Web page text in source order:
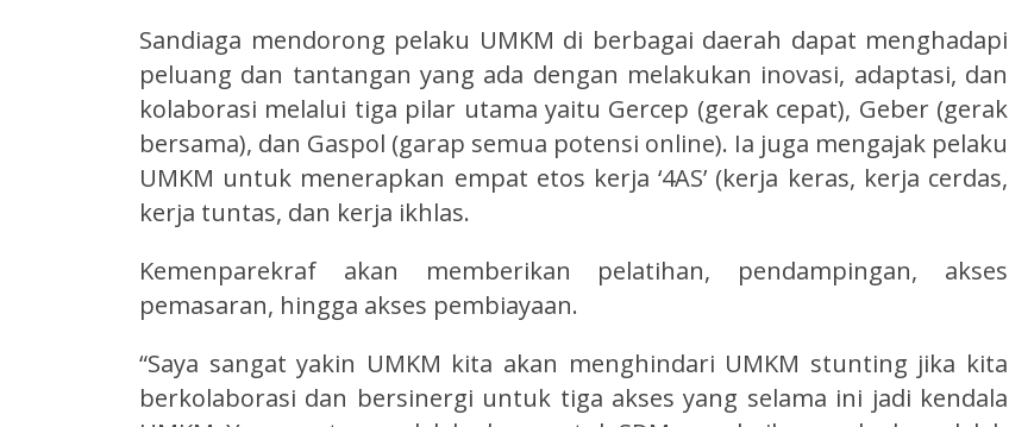
Sandiaga mendorong pelaku UMKM di berbagai daerah dapat menghadapi
peluang dan tantangan yang ada dengan melakukan inovasi, adaptasi, dan
kolaborasi melalui tiga pilar utama yaitu Gercep (gerak cepat), Geber (gerak
bersama), dan Gaspol (garap semua potensi online). Ia juga mengajak pelaku
UMKM untuk menerapkan empat etos kerja ‘4AS’ (kerja keras, kerja cerdas,
kerja tuntas, dan kerja ikhlas.
Kemenparekraf akan memberikan pelatihan, pendampingan, akses
pemasaran, hingga akses pembiayaan.
“Saya sangat yakin UMKM kita akan menghindari UMKM stunting jika kita
berkolaborasi dan bersinergi untuk tiga akses yang selama ini jadi kendala